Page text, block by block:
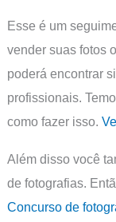
Esse é um
vender suas fotos
poderá encontrar
profissionais.
como fazer isso.
Além disso você
de fotografias.
Concurso de